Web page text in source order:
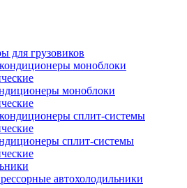
для грузовиков
моноблоки
сплит-системы